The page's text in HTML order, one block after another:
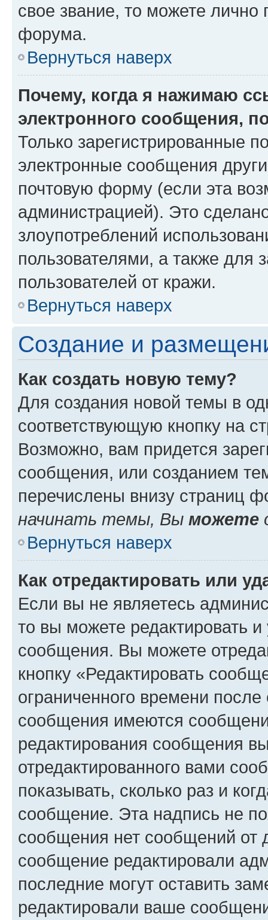
свое звание, то можете лично
форума.
Вернуться наверх
Почему, когда я нажимаю
электронного сообщения,
Только зарегистрированные
электронные сообщения
почтовую форму (если эта
администрацией). Это
злоупотреблений
пользователями, а также для
пользователей от кражи.
Вернуться наверх
Создание и
Как создать новую тему?
Для создания новой темы в
соответствующую кнопку на
Возможно, вам придется
сообщения, или созданием
перечислены внизу страниц
начинать темы, Вы можете
Вернуться наверх
Как отредактировать или
Если вы не являетесь
то вы можете редактировать
сообщения. Вы можете
кнопку «Редактировать
ограниченного времени
сообщения имеются
редактирования сообщения
отредактированного вами
показывать, сколько раз и
сообщение. Эта надпись не
сообщения нет сообщений от
сообщение редактировали
последние могут оставить
редактировали ваше